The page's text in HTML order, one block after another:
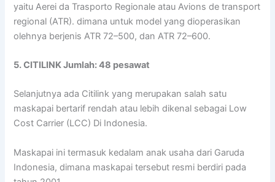
yaitu Aerei da Trasporto Regionale atau Avions de transport
regional (ATR). dimana untuk model yang dioperasikan
olehnya berjenis ATR 72–500, dan ATR 72–600.
5. CITILINK Jumlah: 48 pesawat
Selanjutnya ada Citilink yang merupakan salah satu
maskapai bertarif rendah atau lebih dikenal sebagai Low
Cost Carrier (LCC) Di Indonesia.
Maskapai ini termasuk kedalam anak usaha dari Garuda
Indonesia, dimana maskapai tersebut resmi berdiri pada